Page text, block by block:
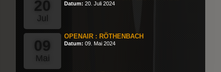
20
Jul
Datum: 20. Juli 2024
09
Mai
OPENAIR : RÖTHENBACH
Datum: 09. Mai 2024